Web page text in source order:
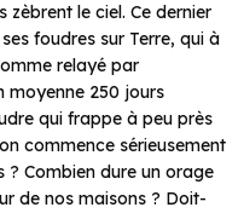
zèbrent le ciel. Ce dernier
foudres sur Terre, qui à
relayé par
moyenne 250 jours
qui frappe à peu près
commence sérieusement
? Combien dure un orage
de nos maisons ? Doit-